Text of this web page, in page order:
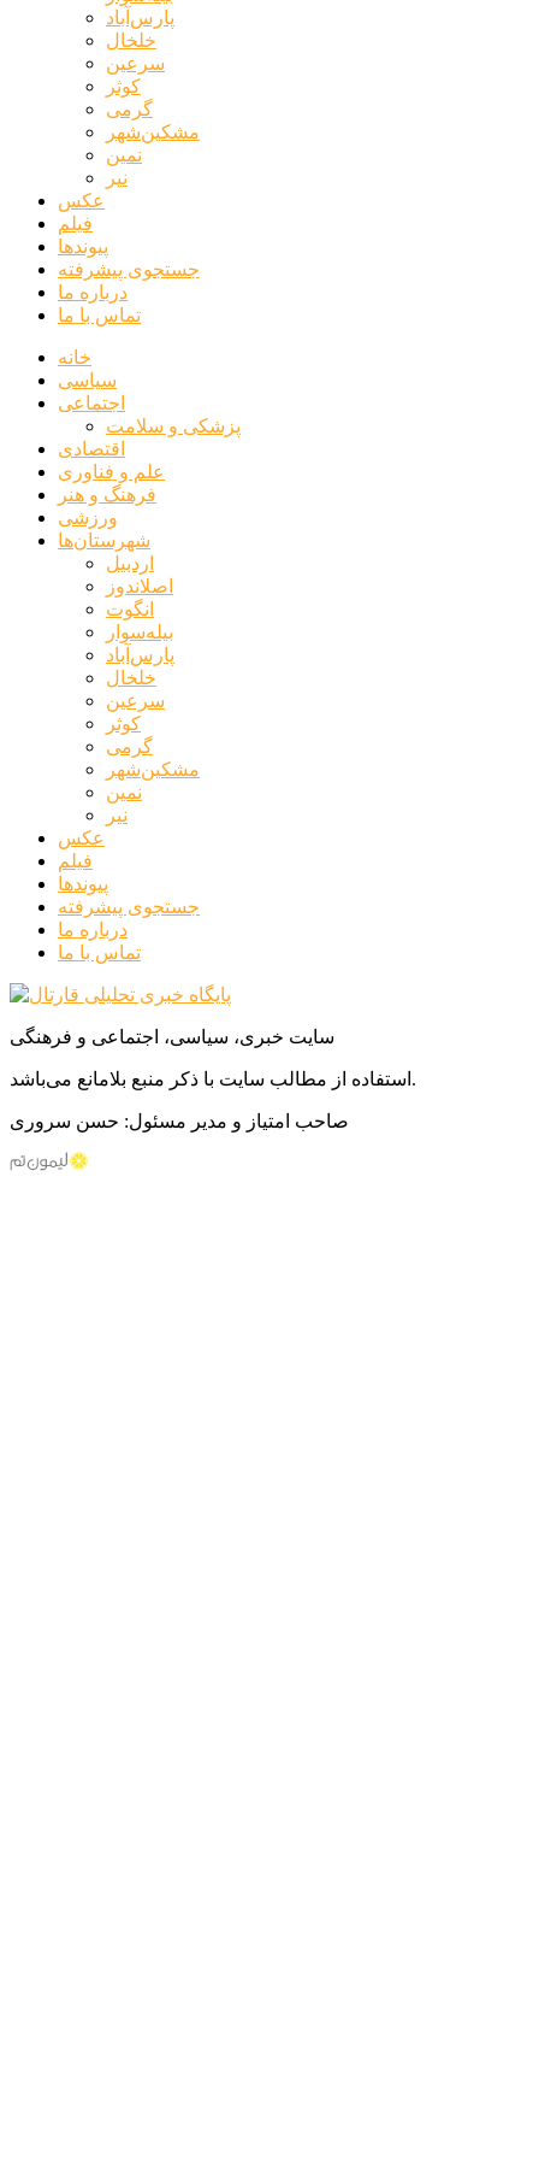
پارس‌آباد
خلخال
سرعین
کوثر
گرمی
مشکین‌شهر
نمین
نیر
عکس
فیلم
پیوندها
جستجوی پیشرفته
درباره ما
تماس با ما
خانه
سیاسی
اجتماعی
پزشکی و سلامت
اقتصادی
علم و فناوری
فرهنگ و هنر
ورزشی
شهرستان‌ها
اردبیل
اصلاندوز
انگوت
بیله‌سوار
پارس‌آباد
خلخال
سرعین
کوثر
گرمی
مشکین‌شهر
نمین
نیر
عکس
فیلم
پیوندها
جستجوی پیشرفته
درباره ما
تماس با ما
سایت خبری، سیاسی، اجتماعی و فرهنگی
استفاده از مطالب سایت با ذکر منبع بلامانع می‌باشد.
صاحب امتیاز و مدیر مسئول: حسن سروری